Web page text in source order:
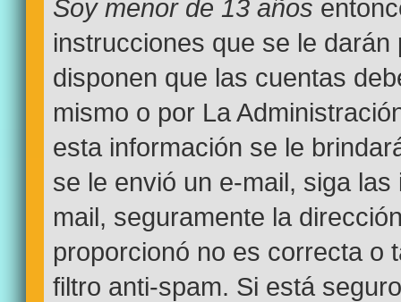
Soy menor de 13 años
instrucciones que se le
disponen que las cuentas
mismo o por La
esta información se le
se le envió un e-mail, siga
mail, seguramente la
proporcionó no es correcta o
filtro anti-spam. Si está